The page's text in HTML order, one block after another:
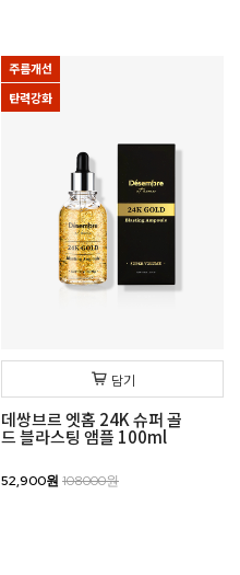
주름개선
탄력강화
담기
데쌍브르 엣홈 24K 슈퍼 골
드 블라스팅 앰플 100ml
52,900원 108000원